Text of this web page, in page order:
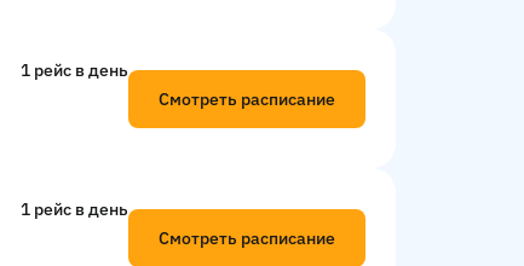
1 рейс в день
Смотреть расписание
1 рейс в день
Смотреть расписание